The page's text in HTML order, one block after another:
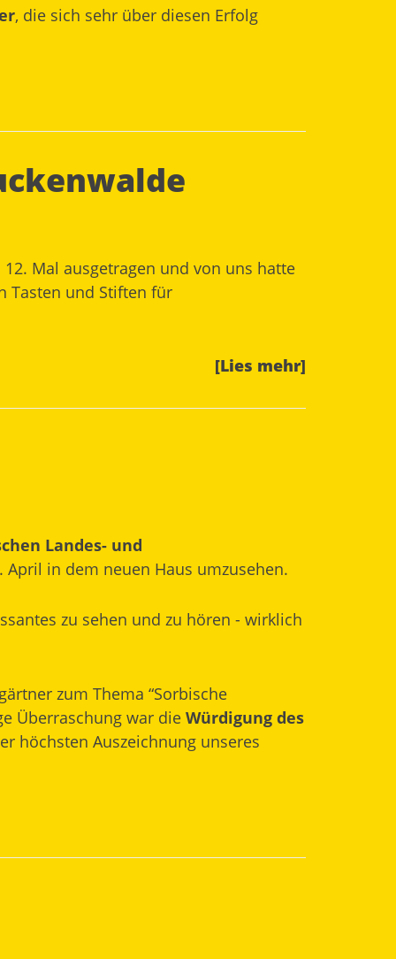
, die sich sehr über diesen Erfolg
Mal ausgetragen und von uns hatte
Tasten und Stiften für
[Lies mehr]
Landes- und
in dem neuen Haus umzusehen.
zu sehen und zu hören - wirklich
zum Thema “Sorbische
Überraschung war die Würdigung des
höchsten Auszeichnung unseres